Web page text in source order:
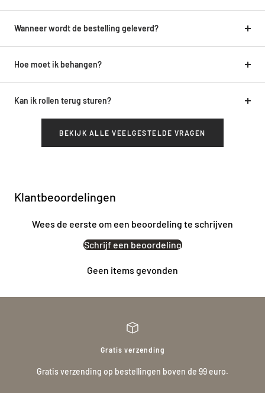
Wanneer wordt de bestelling geleverd?
Hoe moet ik behangen?
Kan ik rollen terug sturen?
BEKIJK ALLE VEELGESTELDE VRAGEN
Klantbeoordelingen
Wees de eerste om een beoordeling te schrijven
Schrijf een beoordeling
Geen items gevonden
Gratis verzending
Gratis verzending op bestellingen boven de 99 euro.